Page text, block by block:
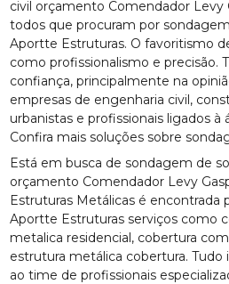
civil orçamento Comendador Levy
todos que procuram por
Aportte Estruturas. O favoritismo
como profissionalismo e precisão.
confiança, principalmente na
empresas de engenharia civil,
urbanistas e profissionais ligados à
Confira mais soluções sobre
Está em busca de sondagem de
orçamento Comendador Levy
Estruturas Metálicas é encontrada
Aportte Estruturas serviços como
metalica residencial, cobertura
estrutura metálica cobertura. Tudo
ao time de profissionais